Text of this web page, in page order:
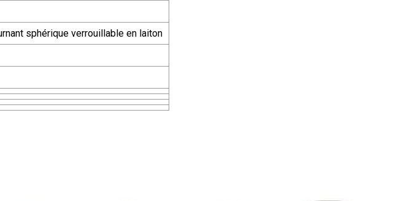
sphérique verrouillable en laiton